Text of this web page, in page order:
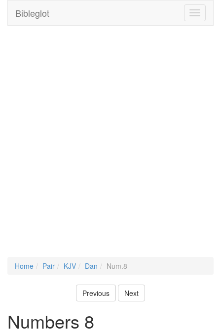
Toggle
Bibleglot
Home Pair KJV Dan Num.8
Previous Next
Numbers 8